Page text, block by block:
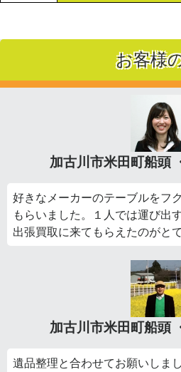
お客様
加古川市米田町船頭
好きなメーカーのテーブルをフ
もらいました。１人では運び出
出張買取に来てもらえたのがと
加古川市米田町船頭
遺品整理と合わせてお願いしま